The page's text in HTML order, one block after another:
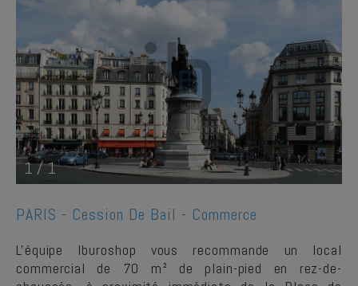
1/1
PARIS - Cession De Bail - Commerce
L'équipe Iburoshop vous recommande un local
commercial de 70 m² de plain-pied en rez-de-